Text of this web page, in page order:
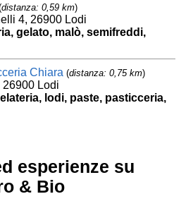
distanza: 0,59 km)
4, 26900 Lodi
gelato, malò, semifreddi,
Chiara (distanza: 0,75 km)
26900 Lodi
lodi, paste, pasticceria,
esperienze su
& Bio